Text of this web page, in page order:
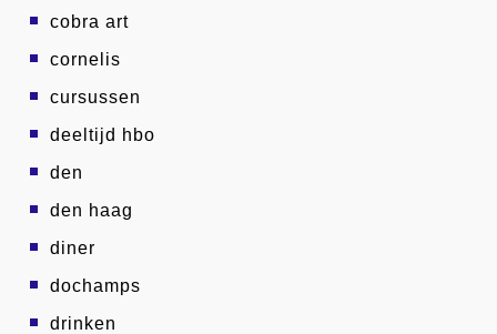
cobra art
cornelis
cursussen
deeltijd hbo
den
den haag
diner
dochamps
drinken